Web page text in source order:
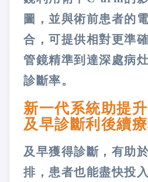
圖，並與術前患者的
合，可提供相對更準
管鏡精準到達深處病
診斷率。
新一代系統助提
及早診斷利後續
及早獲得診斷，有助
排，患者也能盡快投